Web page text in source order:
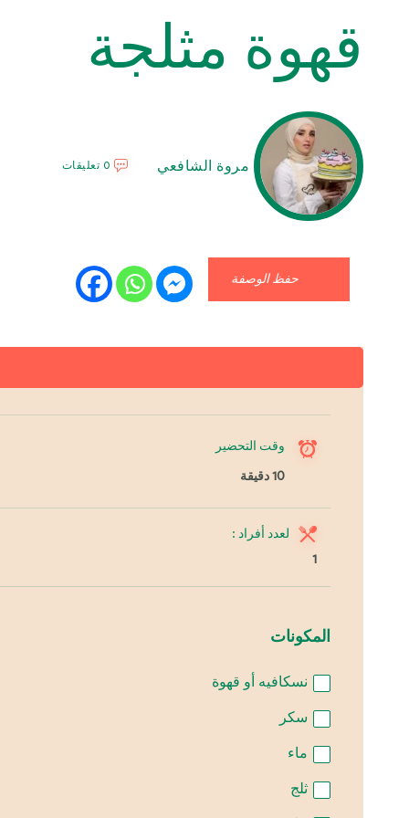
قهوة مثلجة
مروة الشافعي 0 تعليقات
حفظ الوصفة
وقت التحضير
10 دقيقة
لعدد أفراد :
1
المكونات
نسكافيه أو قهوة
سكر
ماء
ثلج